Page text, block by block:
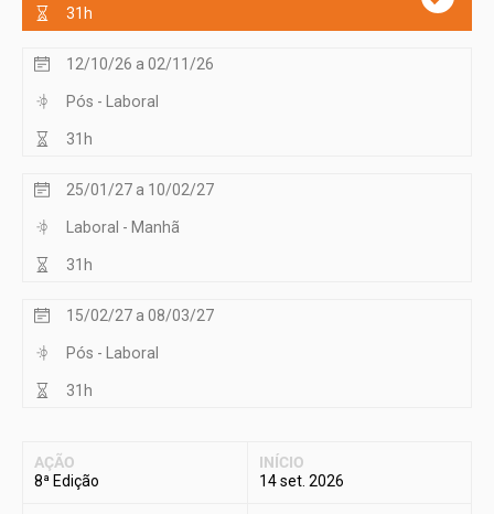
31h
12/10/26 a 02/11/26
Pós - Laboral
31h
25/01/27 a 10/02/27
Laboral - Manhã
31h
15/02/27 a 08/03/27
Pós - Laboral
31h
AÇÃO
8ª Edição
INÍCIO
14 set. 2026